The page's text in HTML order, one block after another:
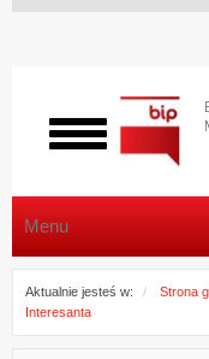
Włącz
menu
Menu
Aktualnie jesteś w: Strona
Interesanta